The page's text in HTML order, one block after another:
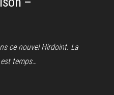
ce nouvel Hirdoint. La
temps…